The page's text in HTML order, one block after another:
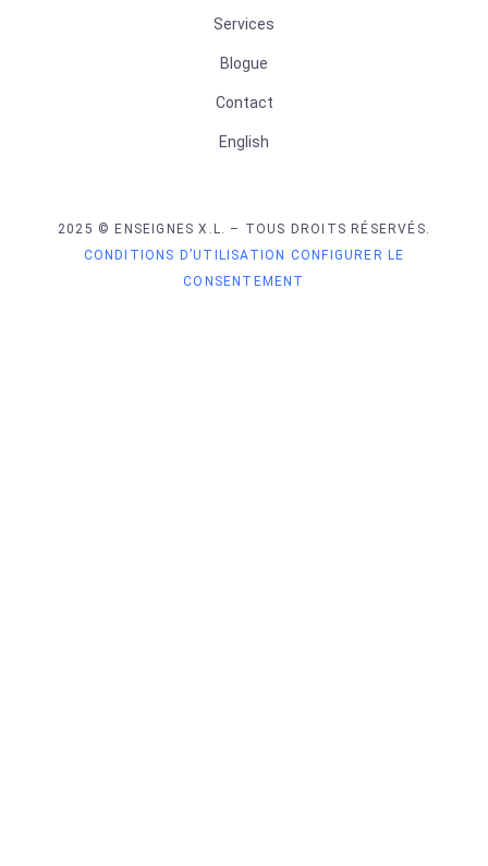
Services
Blogue
Contact
English
2025 © ENSEIGNES X.L. – TOUS DROITS RÉSERVÉS.
CONDITIONS D’UTILISATION CONFIGURER LE
CONSENTEMENT